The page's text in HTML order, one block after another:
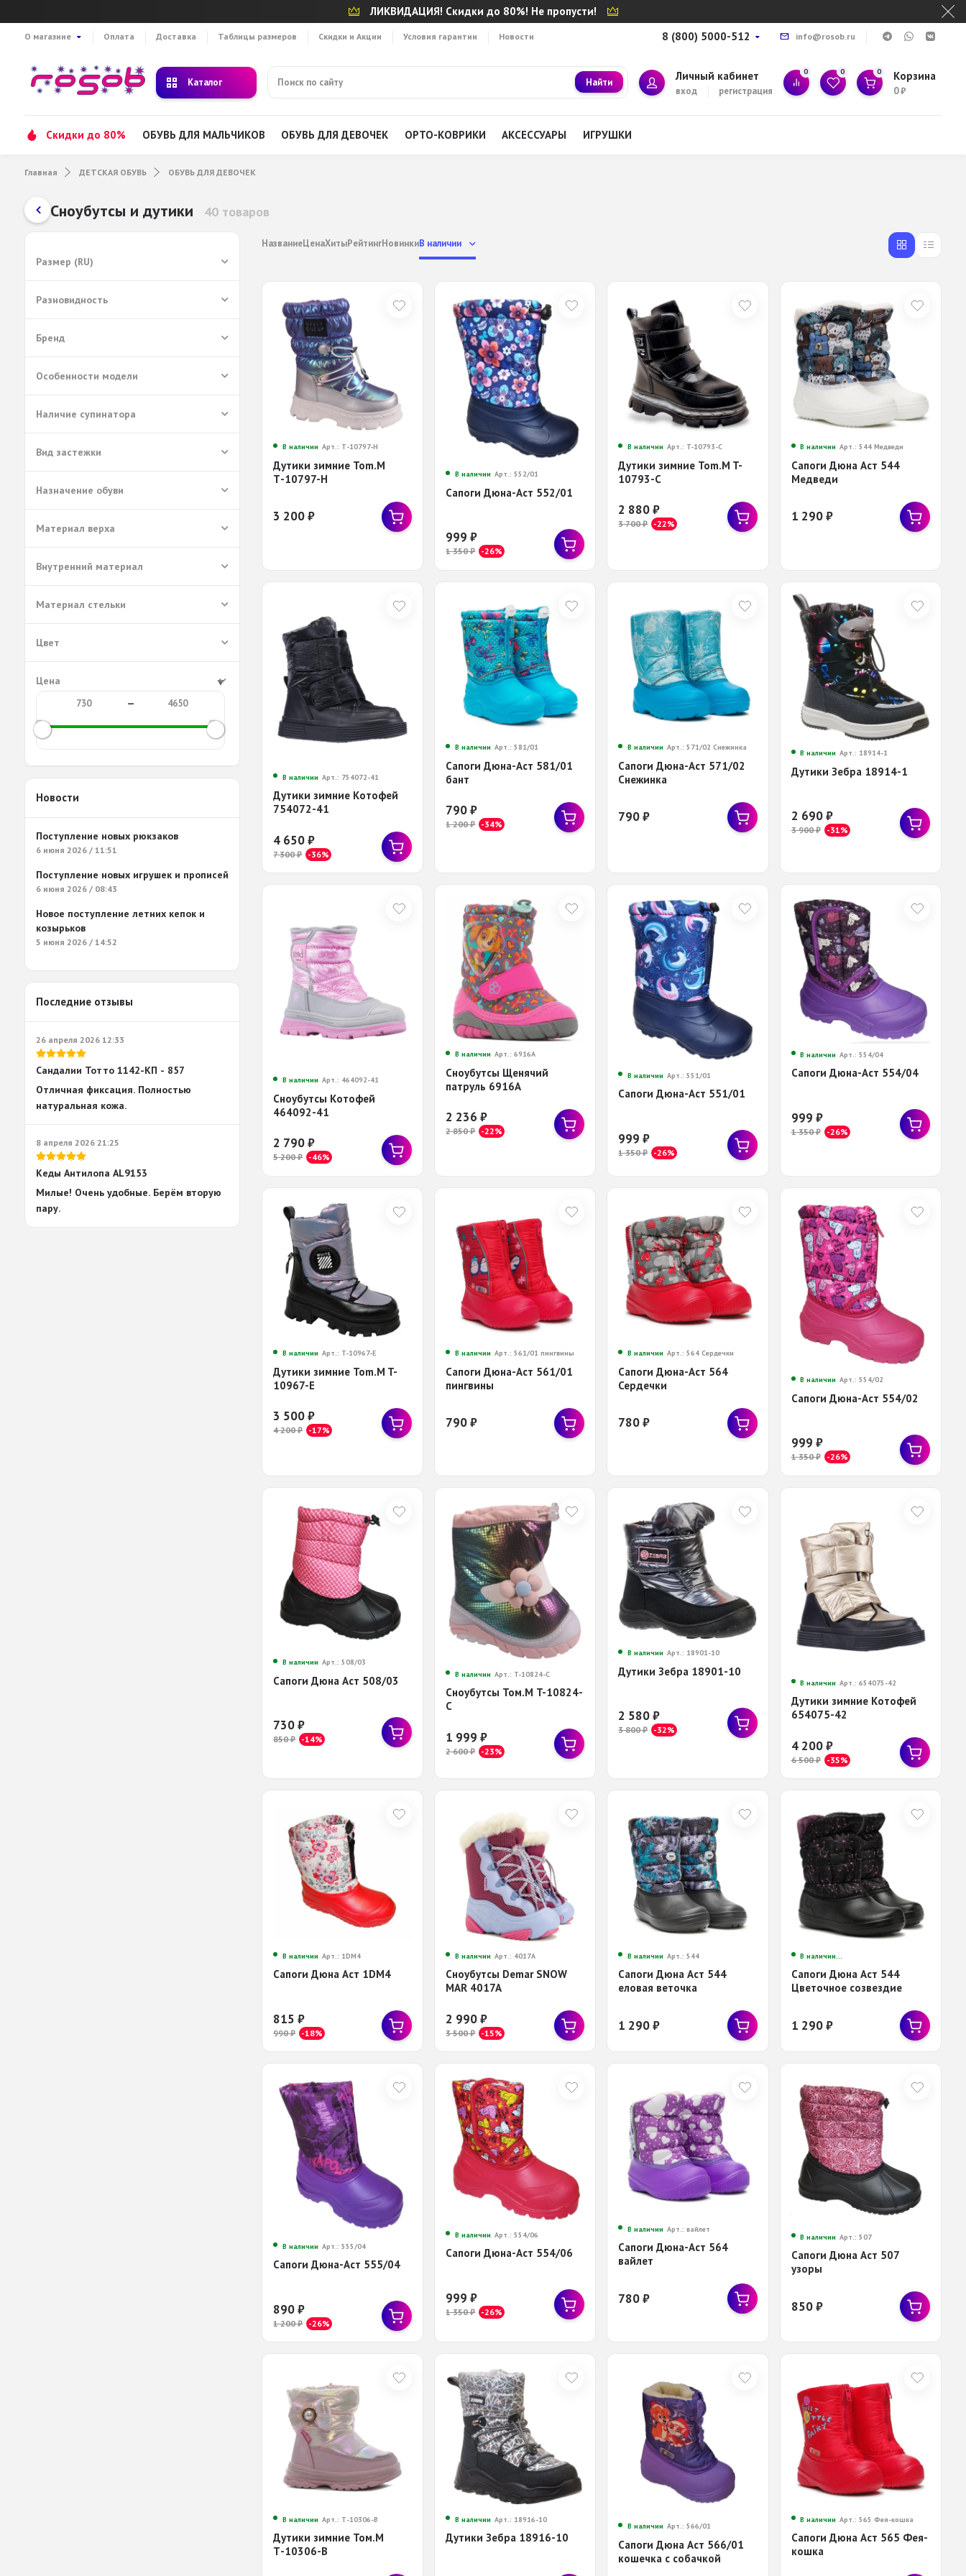
ЛИКВИДАЦИЯ! Скидки до 80%! Не пропусти!
О магазине Оплата Доставка Таблицы размеров Скидки и Акции Условия гарантии Новости 8 (800) 5000-512 info@rosob.ru
Каталог Найти Личный кабинет
вход регистрация
0 0 0 Корзина
0₽
Скидки до 80% ОБУВЬ ДЛЯ МАЛЬЧИКОВ ОБУВЬ ДЛЯ ДЕВОЧЕК ОРТО-КОВРИКИ АКСЕССУАРЫ ИГРУШКИ
Главная ДЕТСКАЯ ОБУВЬ ОБУВЬ ДЛЯ ДЕВОЧЕК
Сноубутсы и дутики 40 товаров
Размер (RU)
Разновидность
Бренд
Особенности модели
Наличие супинатора
Вид застежки
Назначение обуви
Материал верха
Внутренний материал
Материал стельки
Цвет
Цена
—
Новости
Поступление новых рюкзаков
6 июня 2026 / 11:51
Поступление новых игрушек и прописей
6 июня 2026 / 08:43
Новое поступление летних кепок и
козырьков
5 июня 2026 / 14:52
Последние отзывы
26 апреля 2026 12:33
Сандалии Тотто 1142-КП - 857
Отличная фиксация. Полностью
натуральная кожа.
8 апреля 2026 21:25
Кеды Антилопа AL9153
Милые! Очень удобные. Берём вторую
пару.
НазваниеЦенаХитыРейтингНовинкиВ наличии
В наличии Арт.: Т-10797-Н
Дутики зимние Tom.M
Т-10797-Н
3 200₽
В наличии Арт.: 552/01
Сапоги Дюна-Аст 552/01
999₽
1 350₽ -26%
В наличии Арт.: T-10793-C
Дутики зимние Tom.M T-
10793-C
2 880₽
3 700₽ -22%
В наличии Арт.: 544 Медведи
Сапоги Дюна Аст 544
Медведи
1 290₽
В наличии Арт.: 754072-41
Дутики зимние Котофей
754072-41
4 650₽
7 300₽ -36%
В наличии Арт.: 581/01
Сапоги Дюна-Аст 581/01
бант
790₽
1 200₽ -34%
В наличии Арт.: 571/02 Снежинка
Сапоги Дюна-Аст 571/02
Снежинка
790₽
В наличии Арт.: 18914-1
Дутики Зебра 18914-1
2 690₽
3 900₽ -31%
В наличии Арт.: 464092-41
Сноубутсы Котофей
464092-41
2 790₽
5 200₽ -46%
В наличии Арт.: 6916А
Сноубутсы Щенячий
патруль 6916А
2 236₽
2 850₽ -22%
В наличии Арт.: 551/01
Сапоги Дюна-Аст 551/01
999₽
1 350₽ -26%
В наличии Арт.: 554/04
Сапоги Дюна-Аст 554/04
999 ₽
1 350₽ -26%
В наличии Арт.: T-10967-E
Дутики зимние Tom.M T-
10967-E
3 500₽
4 200₽ -17%
В наличии Арт.: 561/01 пингвины
Сапоги Дюна-Аст 561/01
пингвины
790₽
В наличии Арт.: 564 Сердечки
Сапоги Дюна-Аст 564
Сердечки
780₽
В наличии Арт.: 554/02
Сапоги Дюна-Аст 554/02
999 ₽
1 350₽ -26%
В наличии Арт.: 508/03
Сапоги Дюна Аст 508/03
730₽
850₽ -14%
В наличии Арт.: T-10824-C
Сноубутсы Том.М T-10824-
C
1 999₽
2 600₽ -23%
В наличии Арт.: 18901-10
Дутики Зебра 18901-10
2 580₽
3 800₽ -32%
В наличии Арт.: 654075-42
Дутики зимние Котофей
654075-42
4 200₽
6 500₽ -35%
В наличии Арт.: 1DM4
Сапоги Дюна Аст 1DM4
815₽
990₽ -18%
В наличии Арт.: 4017A
Сноубутсы Demar SNOW
MAR 4017A
2 990₽
3 500₽ -15%
В наличии Арт.: 544
Сапоги Дюна Аст 544
еловая веточка
1 290₽
В наличии Арт.: 544 Цветочное созвездие
Сапоги Дюна Аст 544
Цветочное созвездие
1 290₽
В наличии Арт.: 555/04
Сапоги Дюна-Аст 555/04
890₽
1 200₽ -26%
В наличии Арт.: 554/06
Сапоги Дюна-Аст 554/06
999₽
1 350₽ -26%
В наличии Арт.: вайлет
Сапоги Дюна-Аст 564
вайлет
780₽
В наличии Арт.: 507
Сапоги Дюна Аст 507
узоры
850₽
В наличии Арт.: Т-10306-B
Дутики зимние Том.М
Т-10306-B
В наличии Арт.: 18916-10
Дутики Зебра 18916-10
В наличии Арт.: 566/01
Сапоги Дюна Аст 566/01
кошечка с собачкой
В наличии Арт.: 565 Фея-кошка
Сапоги Дюна Аст 565 Фея-
кошка